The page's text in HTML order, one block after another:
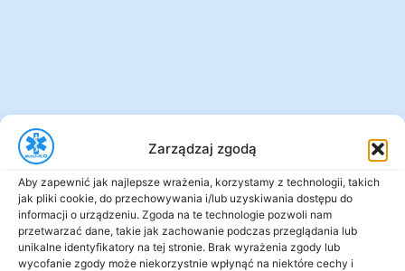
Zarządzaj zgodą
Aby zapewnić jak najlepsze wrażenia, korzystamy z technologii, takich
jak pliki cookie, do przechowywania i/lub uzyskiwania dostępu do
informacji o urządzeniu. Zgoda na te technologie pozwoli nam
przetwarzać dane, takie jak zachowanie podczas przeglądania lub
unikalne identyfikatory na tej stronie. Brak wyrażenia zgody lub
wycofanie zgody może niekorzystnie wpłynąć na niektóre cechy i